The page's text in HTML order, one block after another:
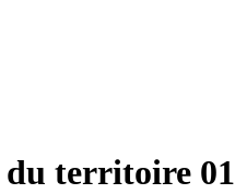
du territoire 01